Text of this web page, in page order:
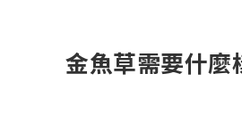
金魚草需要什麼